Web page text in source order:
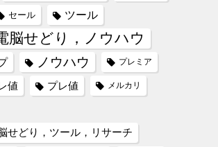
セール ツール
脳せどり，ノウハウ
ノウハウ プレミア
値 プレ値 メルカリ
せどり，ツール，リサーチ